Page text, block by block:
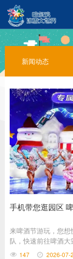
新闻动态
手机带您逛园区
来啤酒节游玩，您
队，快速前往啤酒
目的攻略吗？
147 2026-07-